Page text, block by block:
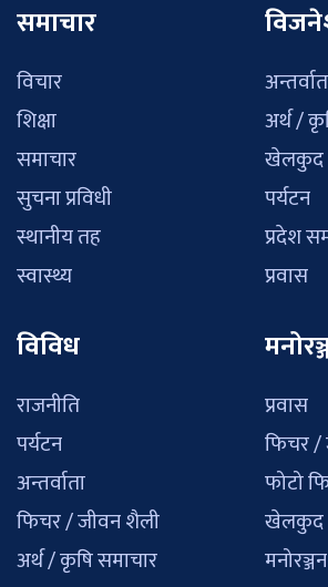
समाचार
विचार
शिक्षा
समाचार
सुचना प्रविधी
स्थानीय तह
स्वास्थ्य
अर्थ /
खेलकुद
पर्यटन
प्रदेश
प्रवास
विविध
राजनीति
पर्यटन
अन्तर्वाता
फिचर / जीवन शैली
अर्थ / कृषि समाचार
प्रवास
फिचर /
फोटो
खेलकुद
मनोरञ्जन